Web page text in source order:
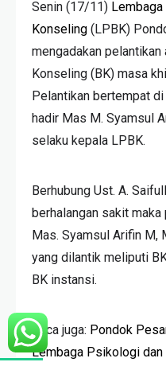
Senin (17/11)
Konseling (LPBK)
mengadakan
Konseling (BK) masa
Pelantikan bertempat
hadir Mas M. Syamsul
selaku kepala LPBK.
Berhubung Ust. A.
berhalangan sakit
Mas. Syamsul Arifin M,
yang dilantik meliputi
BK instansi.
Baca juga: Pondok
Lembaga Psikologi